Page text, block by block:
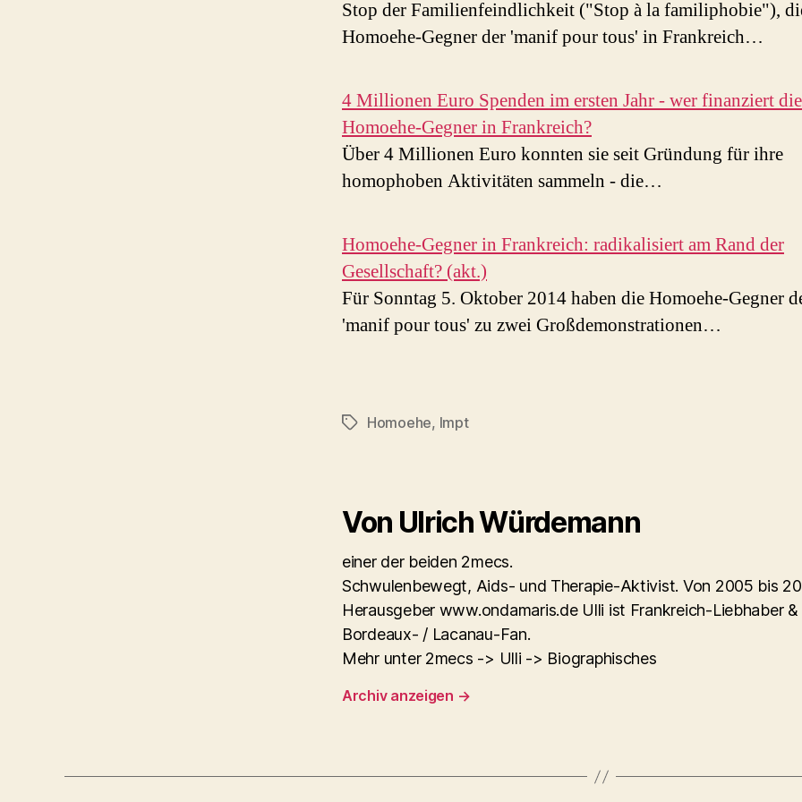
Stop der Familienfeindlichkeit ("Stop à la familiphobie"),
Homoehe-Gegner der 'manif pour tous' in Frankreich…
4 Millionen Euro Spenden im ersten Jahr - wer finanziert die
Homoehe-Gegner in Frankreich?
Über 4 Millionen Euro konnten sie seit Gründung für ihre
homophoben Aktivitäten sammeln - die…
Homoehe-Gegner in Frankreich: radikalisiert am Rand der
Gesellschaft? (akt.)
Für Sonntag 5. Oktober 2014 haben die Homoehe-Gegner
'manif pour tous' zu zwei Großdemonstrationen…
Schlagwörter
Homoehe, lmpt
Von Ulrich Würdemann
einer der beiden 2mecs.
Schwulenbewegt, Aids- und Therapie-Aktivist. Von 2005 bis
Herausgeber www.ondamaris.de Ulli ist Frankreich-Liebhaber &
Bordeaux- / Lacanau-Fan.
Mehr unter 2mecs -> Ulli -> Biographisches
Archiv anzeigen →